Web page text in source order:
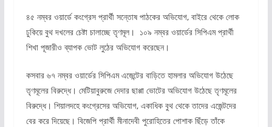
৪৫ নম্বর ওয়ার্ডে কংগ্রেস প্রার্থী সন্তোষ পাঠকের অভিযোগ, বাইরে থেকে লোক
ঢুকিয়ে বুথ দখলের চেষ্টা চালাচ্ছে তৃণমূল। ১০৯ নম্বর ওয়ার্ডের সিপিএম প্রার্থী
শিখা পূজারীও ব্যাপক ভোট লুঠের অভিযোগ করেছেন।
কসবার ৬৭ নম্বর ওয়ার্ডের সিপিএম এজেন্টের বাড়িতে হামলার অভিযোগ উঠেছে
তৃণমূলের বিরুদ্ধে। মেটিয়াবুরুজে দেদার ছাপ্পা ভোটের অভিযোগ উঠেছে তৃণমূলের
বিরুদ্ধে। শিয়ালদহে কংগ্রেসের অভিযোগ, একাধিক বুথ থেকে তাদের এজেন্টদের
বের করে দিয়েছে। বিজেপি প্রার্থী মীনাদেবী পুরোহিতের পোশাক ছিঁড়ে তাঁকে